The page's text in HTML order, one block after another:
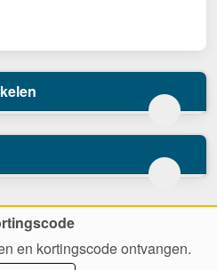
en kortingscode ontvangen.